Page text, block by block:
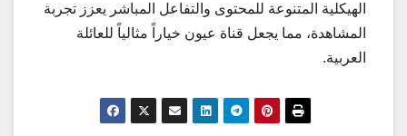
الهيكلية المتنوعة للمحتوى والتفاعل المباشر يعزز تجربة
المشاهدة، مما يجعل قناة عيون خياراً مثالياً للعائلة
العربية.